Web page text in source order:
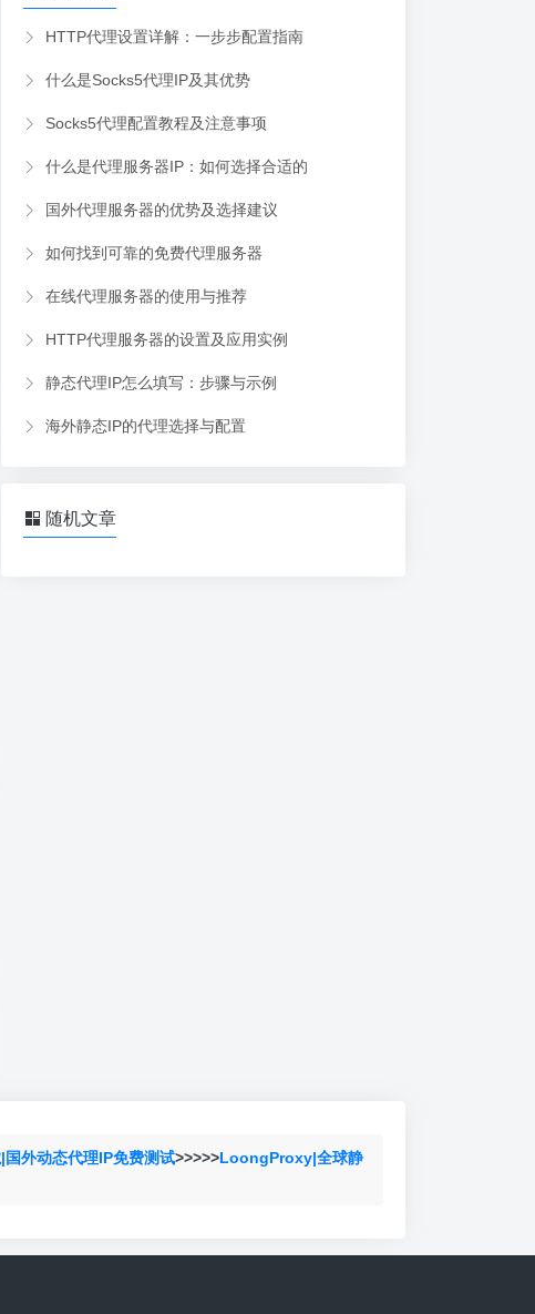
HTTP代理设置详解：一步步配置指南
什么是Socks5代理IP及其优势
Socks5代理配置教程及注意事项
什么是代理服务器IP：如何选择合适的
国外代理服务器的优势及选择建议
如何找到可靠的免费代理服务器
在线代理服务器的使用与推荐
HTTP代理服务器的设置及应用实例
静态代理IP怎么填写：步骤与示例
海外静态IP的代理选择与配置
随机文章
国外动态代理IP免费测试>>>>>LoongProxy|全球静